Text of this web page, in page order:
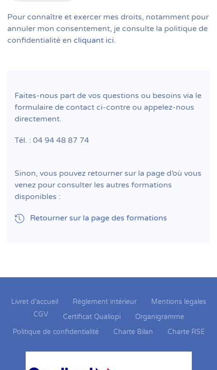
Pour connaître et exercer mes droits, notamment pour
annuler mon consentement, je consulte la politique de
confidentialité en cliquant ici.
Faites-nous part de vos questions ou besoins via le
formulaire de contact ci-contre ou appelez-nous
directement.
Tél. : 04 94 48 87 74
Sinon, vous pouvez retourner sur la page d’où vous
venez pour consulter les autres formations
disponibles :
Retourner sur la page des formations
Livret d'accueil Règlement intérieur
Mentions légales
CGV
Certificat Qualiopi
Organigramme
Politique de confidentialité
Charte Bilan Charte RSE